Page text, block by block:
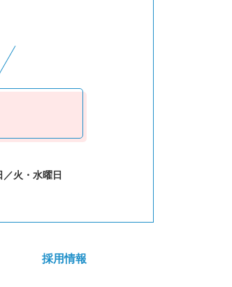
／火・水曜日
採⽤情報